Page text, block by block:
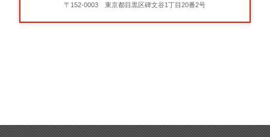
〒152-0003 東京都目黒区碑文谷1丁目20番2号